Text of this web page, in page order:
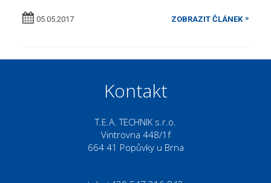
05.05.2017 ZOBRAZIT ČLÁNEK
Kontakt
T.E.A. TECHNIK s.r.o.
Vintrovna 448/1f
664 41 Popůvky u Brna